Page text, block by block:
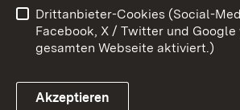
Link zum Landesportal
Impressum Cookies
Drittanbieter-Cookies (Social-
Facebook, X / Twitter und
gesamten Webseite aktiviert.)
Akzeptieren